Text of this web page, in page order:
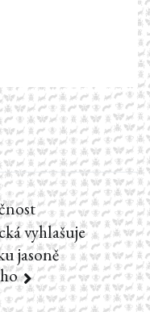
vyhlašuje
jasoně